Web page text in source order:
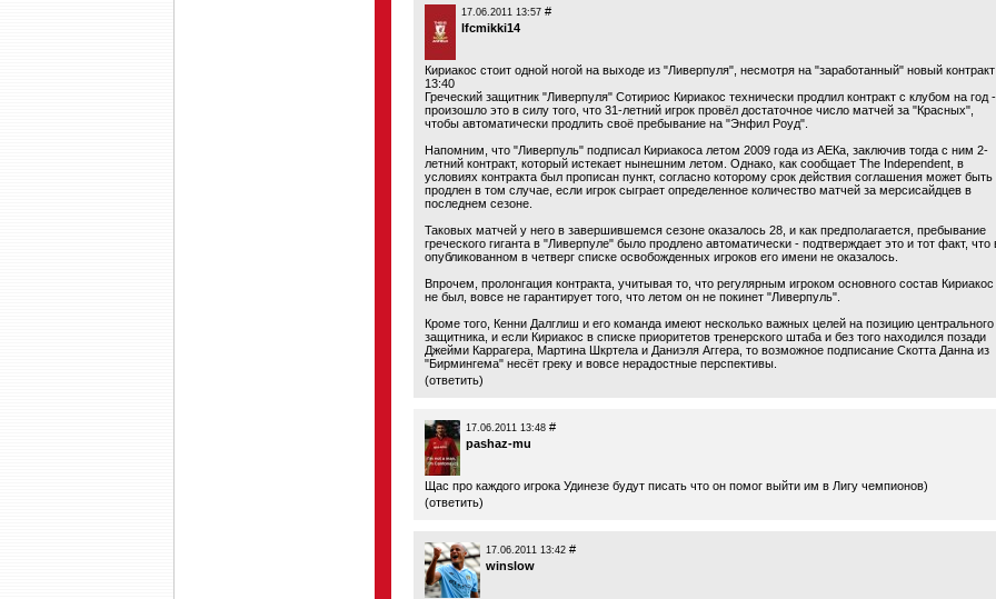
17.06.2011 13:57 #
lfcmikki14
Кириакос стоит одной ногой на выходе из "Ливерпуля", несмотря на "заработанный" новый контракт
13:40
Греческий защитник "Ливерпуля" Сотириос Кириакос технически продлил контракт с клубом на год -
произошло это в силу того, что 31-летний игрок провёл достаточное число матчей за "Красных",
чтобы автоматически продлить своё пребывание на "Энфил Роуд".
Напомним, что "Ливерпуль" подписал Кириакоса летом 2009 года из АЕКа, заключив тогда с ним 2-
летний контракт, который истекает нынешним летом. Однако, как сообщает The Independent, в
условиях контракта был прописан пункт, согласно которому срок действия соглашения может быть
продлен в том случае, если игрок сыграет определенное количество матчей за мерсисайдцев в
последнем сезоне.
Таковых матчей у него в завершившемся сезоне оказалось 28, и как предполагается, пребывание
греческого гиганта в "Ливерпуле" было продлено автоматически - подтверждает это и тот факт, что
опубликованном в четверг списке освобожденных игроков его имени не оказалось.
Впрочем, пролонгация контракта, учитывая то, что регулярным игроком основного состав Кириакос
не был, вовсе не гарантирует того, что летом он не покинет "Ливерпуль".
Кроме того, Кенни Далглиш и его команда имеют несколько важных целей на позицию центрального
защитника, и если Кириакос в списке приоритетов тренерского штаба и без того находился позади
Джейми Каррагера, Мартина Шкртела и Даниэля Аггера, то возможное подписание Скотта Данна из
"Бирмингема" несёт греку и вовсе нерадостные перспективы.
(ответить)
17.06.2011 13:48 #
pashaz-mu
Щас про каждого игрока Удинезе будут писать что он помог выйти им в Лигу чемпионов)
(ответить)
17.06.2011 13:42 #
winslow